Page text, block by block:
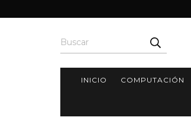
INICIO COMPUTACIÓN